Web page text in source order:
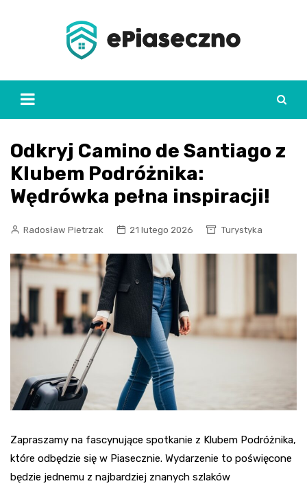
Odkryj Camino de Santiago z
Klubem Podróżnika:
Wędrówka pełna inspiracji!
Radosław Pietrzak 21 lutego 2026 Turystyka
Zapraszamy na fascynujące spotkanie z Klubem Podróżnika,
które odbędzie się w Piasecznie. Wydarzenie to poświęcone
będzie jednemu z najbardziej znanych szlaków